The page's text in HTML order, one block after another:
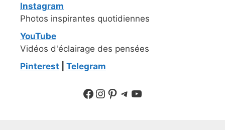
Instagram
Photos inspirantes quotidiennes
YouTube
Vidéos d'éclairage des pensées
Pinterest
Telegram
Suivre sur Facebook
Suivre sur Instagram
Pinterest
Sur Telegram
YouTube